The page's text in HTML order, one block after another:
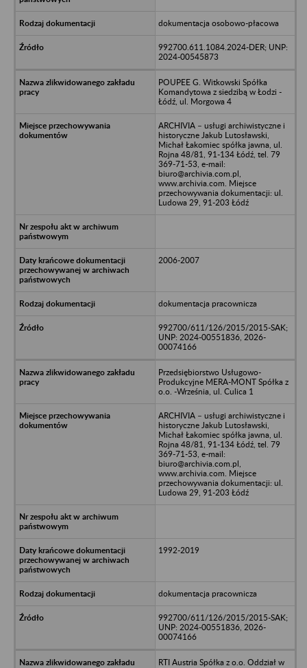
dokumentacja osobowo-płacowa
992700.611.1084.2024-DER; UNP:
2024-00545873
POUPEE G. Witkowski Spółka
Komandytowa z siedzibą w Łodzi -
Łódź, ul. Morgowa 4
ARCHIVIA – usługi archiwistyczne i
historyczne Jakub Lutosławski,
Michał Łakomiec spółka jawna, ul.
Rojna 48/81, 91-134 Łódź, tel. 79
369-71-53, e-mail:
biuro@archivia.com.pl,
www.archivia.com. Miejsce
przechowywania dokumentacji: ul.
Ludowa 29, 91-203 Łódź
2006-2007
dokumentacja pracownicza
992700/611/126/2015/2015-SAK;
UNP: 2024-00551836, 2026-
00074166
Przedsiębiorstwo Usługowo-
Produkcyjne MERA-MONT Spółka z
o.o. -Września, ul. Culica 1
ARCHIVIA – usługi archiwistyczne i
historyczne Jakub Lutosławski,
Michał Łakomiec spółka jawna, ul.
Rojna 48/81, 91-134 Łódź, tel. 79
369-71-53, e-mail:
biuro@archivia.com.pl,
www.archivia.com. Miejsce
przechowywania dokumentacji: ul.
Ludowa 29, 91-203 Łódź
1992-2019
dokumentacja pracownicza
992700/611/126/2015/2015-SAK;
UNP: 2024-00551836, 2026-
00074166
RTI Austria Spółka z o.o. Oddział w